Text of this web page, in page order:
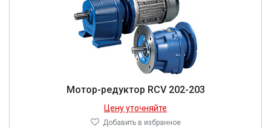
Мотор-редуктор RCV 202-203
Цену уточняйте
Добавить в избранное